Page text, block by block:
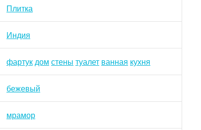
Плитка
Индия
фартукдом стены туалет ванная кухня
бежевый
мрамор